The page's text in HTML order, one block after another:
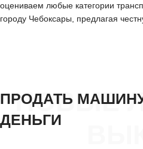
оцениваем любые категории
городу Чебоксары, предлагая
НОВЫЕ
ПРОДАТЬ
ДЕНЬГИ